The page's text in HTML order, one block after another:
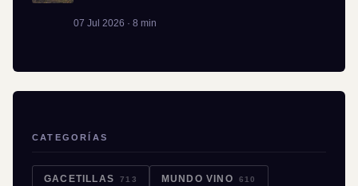
07 Jul 2026 · 8 min
CATEGORÍAS
GACETILLAS 713 MUNDO VINO 610